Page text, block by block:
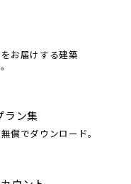
お届けする建築
ラン集
償でダウンロード。